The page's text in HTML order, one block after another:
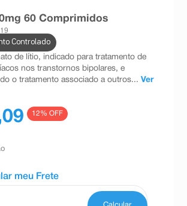
60 Comprimidos
Controlado
de lítio, indicado para tratamento de
nos transtornos bipolares, e
o tratamento associado a outros... Ver
12% OFF